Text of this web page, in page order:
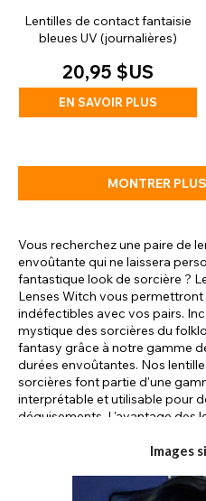
Lentilles de contact fantaisie
bleues UV (journalières)
20,95 $US
EN SAVOIR PLUS
MONTRER
Vous recherchez une paire de
envoûtante qui ne laissera
fantastique look de sorcière ?
Lenses Witch vous permettront
indéfectibles avec vos pairs.
mystique des sorcières du
fantasy grâce à notre gamme
durées envoûtantes. Nos
sorcières font partie d'une
interprétable et utilisable pour
déguisements. L'avantage des
fabrication de pointe, nos
Images